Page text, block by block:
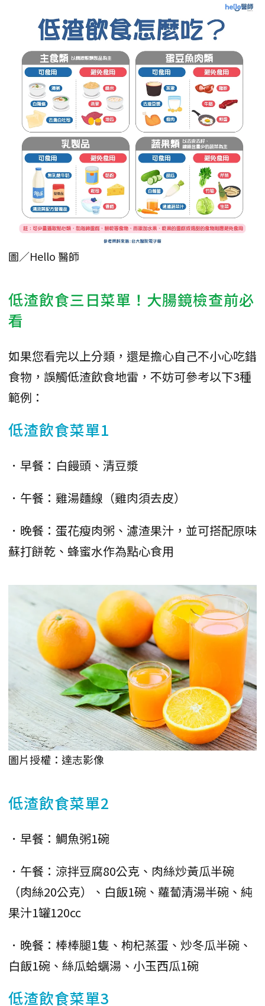
圖／Hello 醫師
低渣飲食三日菜單！大腸鏡檢查前必
看
如果您看完以上分類，還是擔心自己不小心吃錯
食物，誤觸低渣飲食地雷，不妨可參考以下3種
範例：
低渣飲食菜單1
．早餐：白饅頭、清豆漿
．午餐：雞湯麵線（雞肉須去皮）
．晚餐：蛋花瘦肉粥、濾渣果汁，並可搭配原味
蘇打餅乾、蜂蜜水作為點心食用
圖片授權：達志影像
低渣飲食菜單2
．早餐：鯛魚粥1碗
．午餐：涼拌豆腐80公克、肉絲炒黃瓜半碗
（肉絲20公克）、白飯1碗、蘿蔔清湯半碗、純
果汁1罐120cc
．晚餐：棒棒腿1隻、枸杞蒸蛋、炒冬瓜半碗、
白飯1碗、絲瓜蛤蠣湯、小玉西瓜1碗
低渣飲食菜單3